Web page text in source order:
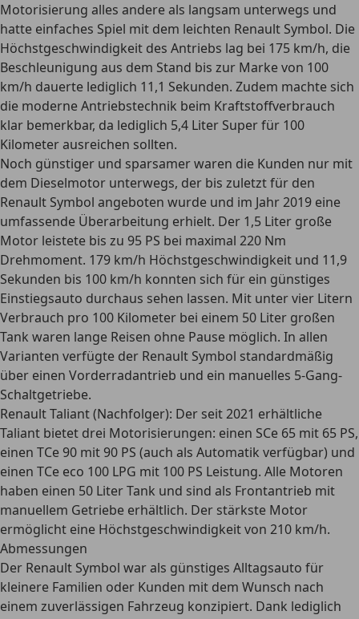
Motorisierung alles andere als langsam unterwegs und
hatte einfaches Spiel mit dem leichten Renault Symbol. Die
Höchstgeschwindigkeit des Antriebs lag bei 175 km/h, die
Beschleunigung aus dem Stand bis zur Marke von 100
km/h dauerte lediglich 11,1 Sekunden. Zudem machte sich
die moderne Antriebstechnik beim Kraftstoffverbrauch
klar bemerkbar, da lediglich 5,4 Liter Super für 100
Kilometerausreichen sollten.
Noch günstiger und sparsamer waren die Kunden nur mit
dem Dieselmotor unterwegs, der bis zuletzt für den
Renault Symbol angeboten wurde und im Jahr 2019 eine
umfassende Überarbeitung erhielt. Der 1,5 Liter große
Motor leistete bis zu 95 PS bei maximal 220 Nm
Drehmoment. 179 km/h Höchstgeschwindigkeit und 11,9
Sekunden bis 100 km/h konnten sich für ein günstiges
Einstiegsauto durchaus sehen lassen. Mit unter vier Litern
Verbrauch pro 100 Kilometer bei einem 50 Liter großen
Tank waren lange Reisen ohne Pause möglich. In allen
Varianten verfügte der Renault Symbol standardmäßig
über einen Vorderradantrieb und ein manuelles 5-Gang-
Schaltgetriebe.
Renault Taliant (Nachfolger): Der seit 2021 erhältliche
Taliant bietet drei Motorisierungen: einen SCe 65 mit 65 PS,
einen TCe 90 mit 90 PS (auch als Automatik verfügbar) und
einen TCe eco 100 LPG mit 100 PS Leistung. Alle Motoren
haben einen 50 Liter Tank und sind als Frontantrieb mit
manuellem Getriebe erhältlich. Der stärkste Motor
ermöglicht eine Höchstgeschwindigkeit von 210 km/h.
Abmessungen
Der Renault Symbol war als günstiges Alltagsauto für
kleinere Familien oder Kunden mit dem Wunsch nach
einem zuverlässigen Fahrzeug konzipiert. Dank lediglich